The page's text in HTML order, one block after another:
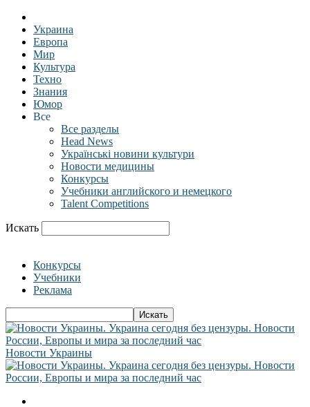
Украина
Европа
Мир
Культура
Техно
Знания
Юмор
Все
Все разделы
Head News
Українські новини культури
Новости медицины
Конкурсы
Учебники английского и немецкого
Talent Competitions
Искать
Конкурсы
Учебники
Реклама
Новости Украины